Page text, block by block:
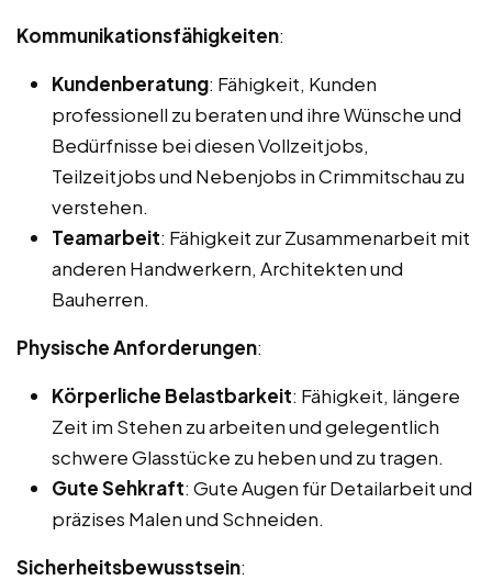
Kommunikationsfähigkeiten:
Kundenberatung: Fähigkeit, Kunden
professionell zu beraten und ihre Wünsche und
Bedürfnisse bei diesen Vollzeitjobs,
Teilzeitjobs und Nebenjobs in Crimmitschau zu
verstehen.
Teamarbeit: Fähigkeit zur Zusammenarbeit mit
anderen Handwerkern, Architekten und
Bauherren.
Physische Anforderungen:
Körperliche Belastbarkeit: Fähigkeit, längere
Zeit im Stehen zu arbeiten und gelegentlich
schwere Glasstücke zu heben und zu tragen.
Gute Sehkraft: Gute Augen für Detailarbeit und
präzises Malen und Schneiden.
Sicherheitsbewusstsein: